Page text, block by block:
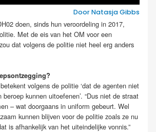
Door Natasja Gibbs
doen, sinds hun veroordeling in 2017,
Met de eis van het OM voor een
dat volgens de politie niet heel erg anders
volgens de politie ‘dat de agenten niet
kunnen uitoefenen’. “Dus niet de straat
– wat doorgaans in uniform gebeurt. Wel
kunnen blijven voor de politie zoals ze nu
is afhankelijk van het uiteindelijke vonnis.”